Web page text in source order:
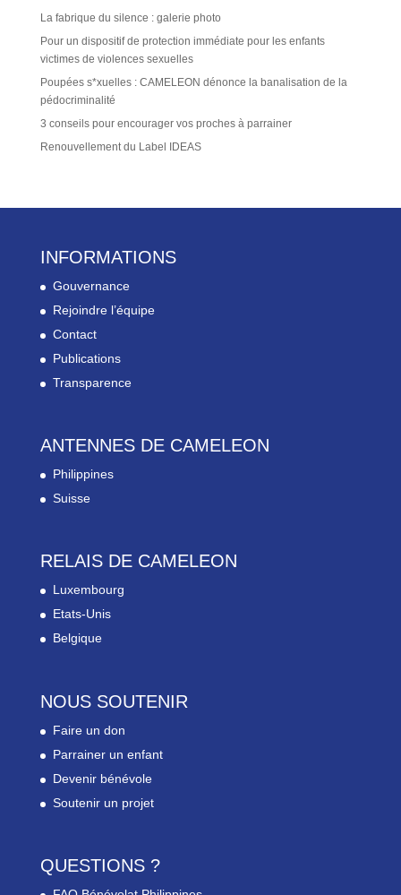
La fabrique du silence : galerie photo
Pour un dispositif de protection immédiate pour les enfants
victimes de violences sexuelles
Poupées s*xuelles : CAMELEON dénonce la banalisation de la
pédocriminalité
3 conseils pour encourager vos proches à parrainer
Renouvellement du Label IDEAS
INFORMATIONS
Gouvernance
Rejoindre l’équipe
Contact
Publications
Transparence
ANTENNES DE CAMELEON
Philippines
Suisse
RELAIS DE CAMELEON
Luxembourg
Etats-Unis
Belgique
NOUS SOUTENIR
Faire un don
Parrainer un enfant
Devenir bénévole
Soutenir un projet
QUESTIONS ?